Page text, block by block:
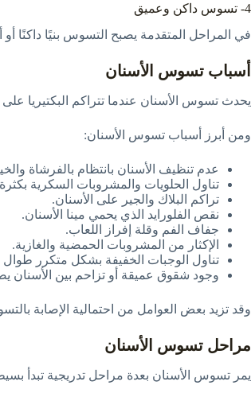
4- تسوس داكن وعميق
في المراحل المتقدمة يصبح التسوس بنيًا داكنًا
أسباب تسوس الأسنان
يحدث تسوس الأسنان عندما تتراكم البكتيريا
ومن أبرز أسباب تسوس الأسنان:
عدم تنظيف الأسنان بانتظام بالفرشاة
تناول الحلويات والمشروبات السكرية
تراكم البلاك والجير على الأسنان.
نقص الفلورايد الذي يحمي مينا الأسنان.
جفاف الفم وقلة إفراز اللعاب.
الإكثار من المشروبات الحمضية والغازية.
تناول الوجبات الخفيفة بشكل متكرر طوال
وجود شقوق عميقة أو تزاحم بين الأسنان
وقد تزيد بعض العوامل من احتمالية الإصابة
مراحل تسوس الأسنان
يمر تسوس الأسنان بعدة مراحل تدريجية تبدأ